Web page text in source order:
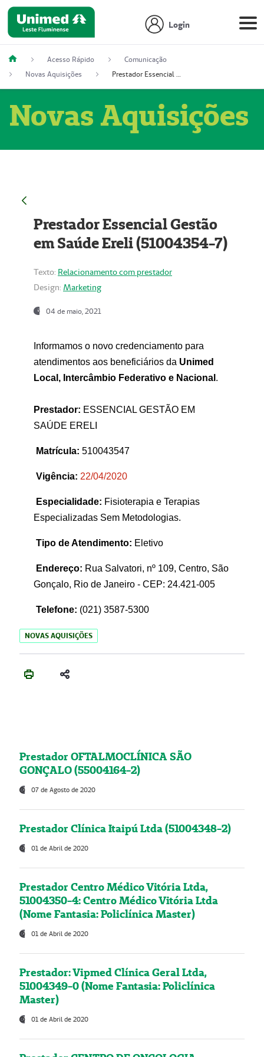
Login
Acesso Rápido
Comunicação
Novas Aquisições
Prestador Essencial Gestão em Saúde Ereli (51004354-7)
Novas Aquisições
Prestador Essencial Gestão
em Saúde Ereli (51004354-7)
Texto: Relacionamento com prestador
Design: Marketing
04 de maio, 2021
Informamos o novo credenciamento para
atendimentos aos beneficiários da Unimed
Local, Intercâmbio Federativo e Nacional .
Prestador: ESSENCIAL GESTÃO EM
SAÚDE ERELI
Matrícula: 510043547
Vigência: 22/04/2020
Especialidade: Fisioterapia e Terapias
Especializadas Sem Metodologias.
Tipo de Atendimento: Eletivo
Endereço: Rua Salvatori, nº 109, Centro, São
Gonçalo, Rio de Janeiro - CEP: 24.421-005
Telefone: (021) 3587-5300
NOVAS AQUISIÇÕES
Prestador OFTALMOCLÍNICA SÃO
GONÇALO (55004164-2)
07 de Agosto de 2020
Prestador Clínica Itaipú Ltda (51004348-2)
01 de Abril de 2020
Prestador Centro Médico Vitória Ltda,
51004350-4: Centro Médico Vitória Ltda
(Nome Fantasia: Policlínica Master)
01 de Abril de 2020
Prestador: Vipmed Clínica Geral Ltda,
51004349-0 (Nome Fantasia: Policlínica
Master)
01 de Abril de 2020